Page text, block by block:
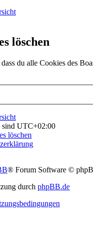
löschen
du alle Cookies des
UTC+02:00
löschen
® Forum Software ©
durch phpBB.de